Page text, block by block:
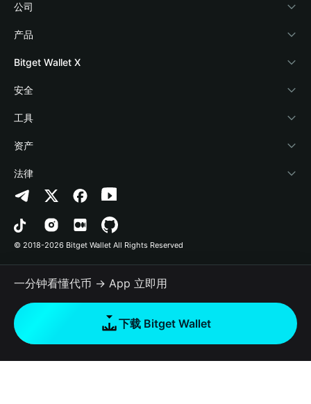
公司
关于 Bitget Wallet
博客
学院
加密资讯
帮助中心
联系我们
品牌资源
工作机会
产品
加密卡
稳定币理财
Payfi Crypto
Crypto Swap API
山寨季指数
预测市场
DApp
RWA
如何购买加密货币
Bitget Wallet X
开发者文档
接入钱包
Bitget Wallet Pay
合作上架
安全
风险保障基金
安全防护技术
工具
快捷买币
授权检测
合约检测
批量转账
资产
Arbitrum
Avalanche
Bitcoin
Polygon
法律
隐私协议
用户使用协议
© 2018-2026 Bitget Wallet All Rights Reserved
一分钟看懂代币 → App 立即用
下载 Bitget Wallet